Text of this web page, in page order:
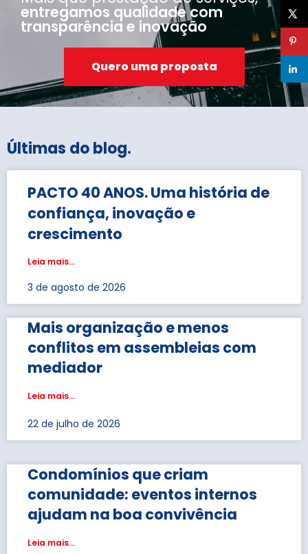
entregamos qualidade com
transparência e inovação
Quero uma proposta
Últimas do blog.
PACTO 40 ANOS. Uma história de
confiança, inovação e
crescimento
Leia mais...
3 de agosto de 2026
Mais organização e menos
conflitos em assembleias com
mediador
Leia mais...
22 de julho de 2026
Condomínios que criam
comunidade: eventos internos
ajudam na boa convivência
Leia mais...